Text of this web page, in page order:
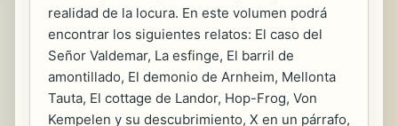
realidad de la locura. En este volumen podrá
encontrar los siguientes relatos: El caso del
Señor Valdemar, La esfinge, El barril de
amontillado, El demonio de Arnheim, Mellonta
Tauta, El cottage de Landor, Hop-Frog, Von
Kempelen y su descubrimiento, X en un párrafo,